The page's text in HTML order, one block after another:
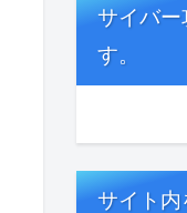
サイバ
す。
サイト内